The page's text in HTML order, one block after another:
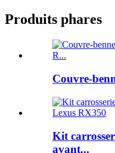
Produits phares
Couvre-
Kit
avant...